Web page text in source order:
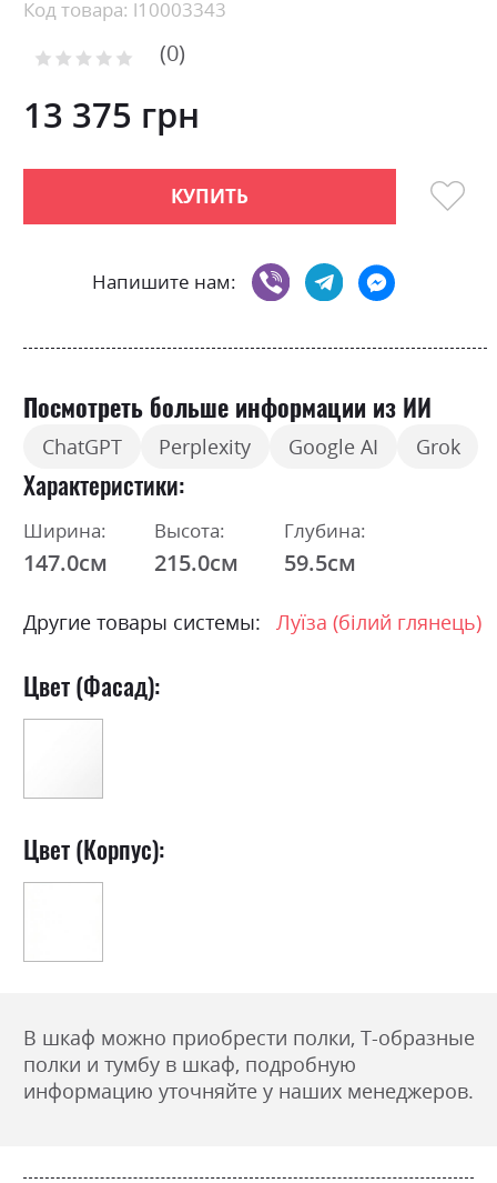
the
of
the
gallery
Код товара: l10003343
Рейтинг: 0
13 375 грн
КУПИТЬ
Напишите нам:
Посмотреть больше информации из ИИ
ChatGPT Perplexity Google AI Grok
Характеристики
Ширина:
147.0см
Высота:
215.0см
Глубина:
59.5см
Другие товары системы: Луїза (білий глянець)
Цвет (Фасад):
Цвет (Корпус):
В шкаф можно приобрести полки, Т-образные
полки и тумбу в шкаф, подробную
информацию уточняйте у наших менеджеров.